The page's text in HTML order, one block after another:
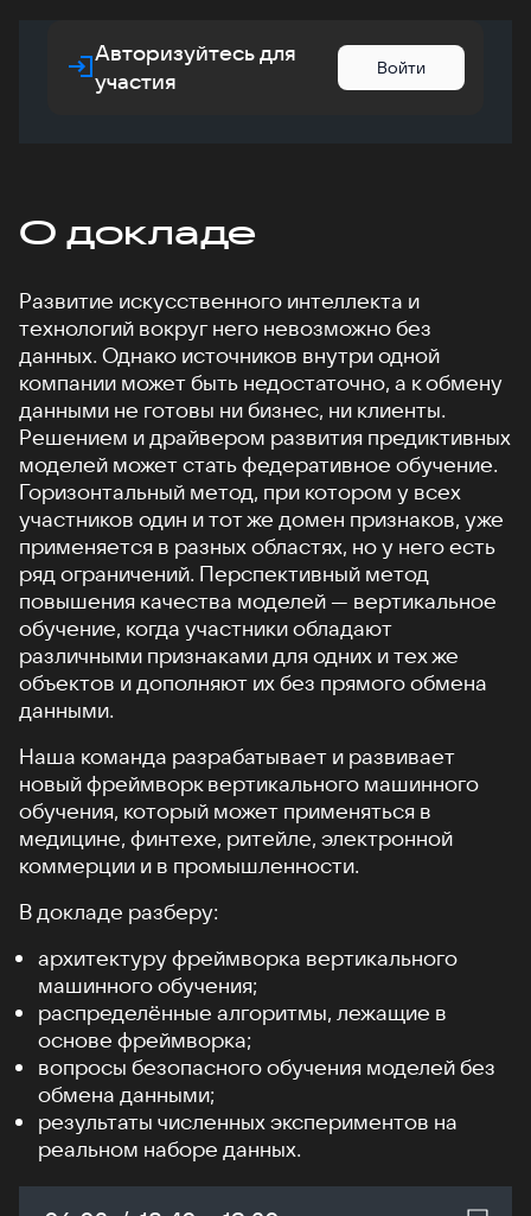
Авторизуйтесь для
участия
Войти
О докладе
Развитие искусственного интеллекта и
технологий вокруг него невозможно без
данных. Однако источников внутри одной
компании может быть недостаточно, а к обмену
данными не готовы ни бизнес, ни клиенты.
Решением и драйвером развития предиктивных
моделей может стать федеративное обучение.
Горизонтальный метод, при котором у всех
участников один и тот же домен признаков, уже
применяется в разных областях, но у него есть
ряд ограничений. Перспективный метод
повышения качества моделей — вертикальное
обучение, когда участники обладают
различными признаками для одних и тех же
объектов и дополняют их без прямого обмена
данными.
Наша команда разрабатывает и развивает
новый фреймворк вертикального машинного
обучения, который может применяться в
медицине, финтехе, ритейле, электронной
коммерции и в промышленности.
В докладе разберу:
архитектуру фреймворка вертикального
машинного обучения;
распределённые алгоритмы, лежащие в
основе фреймворка;
вопросы безопасного обучения моделей без
обмена данными;
результаты численных экспериментов на
реальном наборе данных.